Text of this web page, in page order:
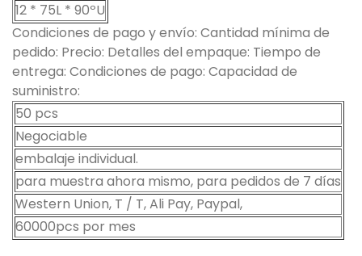
12 * 75L * 90ºU
Condiciones de pago y envío: Cantidad mínima de
pedido: Precio: Detalles del empaque: Tiempo de
entrega: Condiciones de pago: Capacidad de
suministro:
50 pcs
Negociable
embalaje individual.
para muestra ahora mismo, para pedidos de 7 días
Western Union, T / T, Ali Pay, Paypal,
60000pcs por mes